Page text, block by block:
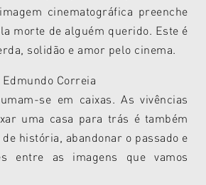
cinematográfica preenche
morte de alguém querido. Este é
solidão e amor pelo cinema.
Edmundo Correia
se em caixas. As vivências
uma casa para trás é também
história, abandonar o passado e
entre as imagens que vamos